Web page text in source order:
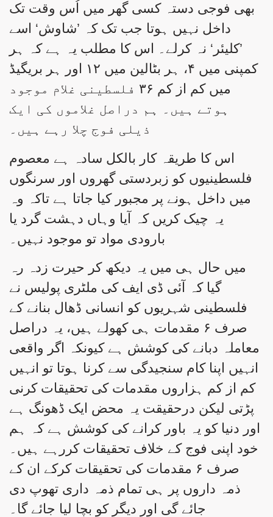
بھی فوجی دستہ کسی گھر میں اُس وقت تک
داخل نہیں ہوتا جب تک کہ ’شاوش‘ اسے
’کلیئر‘ نہ کرلے۔ اس کا مطلب یہ ہے کہ ہر
کمپنی میں ۴، ہر بٹالین میں ۱۲ اور ہر بریگیڈ
میں کم از کم ۳۶ فلسطینی غلام موجود
ہوتے ہیں۔ ہم دراصل غلاموں کی ایک
ذیلی فوج چلا رہے ہیں۔
اس کا طریقہ کار بالکل سادہ ہے معصوم
فلسطینیوں کو زبردستی گھروں اور سرنگوں
میں داخل ہونے پر مجبور کیا جاتا ہے تاکہ وہ
یہ چیک کریں کہ آیا وہاں دہشت گرد یا
بارودی مواد تو موجود نہیں۔
میں حال ہی میں یہ دیکھ کر حیرت زدہ رہ
گیا کہ آئی ڈی ایف کی ملٹری پولیس نے
فلسطینی شہریوں کو انسانی ڈھال بنانے کے
صرف ۶ مقدمات ہی کھولے ہیں، یہ دراصل
معاملہ دبانے کی کوشش ہے کیونکہ اگر واقعی
انہیں اپنا کام سنجیدگی سے کرنا ہوتا تو انہیں
کم از کم ہزاروں مقدمات کی تحقیقات کرنی
پڑتی لیکن درحقیقت یہ محض ایک ڈھونگ ہے
اور دنیا کو یہ باور کرانے کی کوشش ہے کہ ہم
خود اپنی فوج کے خلاف تحقیقات کررہے ہیں۔
صرف ۶ مقدمات کی تحقیقات کرکے ان کے
ذمہ داروں پر ہی تمام ذمہ داری تھوپ دی
جائے گی اور دیگر کو بچا لیا جائے گا۔